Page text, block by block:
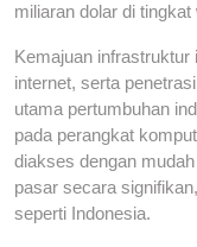
miliaran dolar di tingkat
Kemajuan infrastruktur
internet, serta
utama pertumbuhan
pada perangkat
diakses dengan
pasar secara
seperti Indonesia.